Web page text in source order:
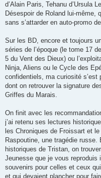
d’Alain Paris, Tehanu d’Ursula
Désespoir de Roland lui-même,
sans s’attarder en auto-promo
Sur les BD, encore et toujours
séries de l’époque (le tome 17
5 du Vent des Dieux) ou
Ninja, Aliens ou le Cycle des
confidentiels, ma curiosité s’est
dont on retrouver la signature
Griffes du Marais.
On finit avec les
j’ai retenu ses lectures
les Chroniques de Froissart et
Raspoutine, une tragédie
historiques de Tristan, on
Jeunesse que je vous reproduis
souvenirs pour celles et ceux
et qui devaient plancher pour